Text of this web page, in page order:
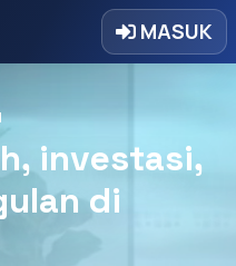
MASUK
investasi,
di